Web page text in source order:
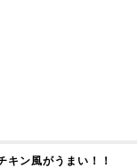
キン風がうまい！！